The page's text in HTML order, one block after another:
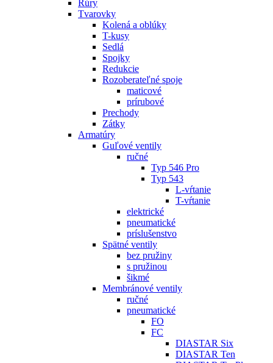
Rúry
Tvarovky
Kolená a oblúky
T-kusy
Sedlá
Spojky
Redukcie
Rozoberateľné spoje
maticové
prírubové
Prechody
Zátky
Armatúry
Guľové ventily
ručné
Typ 546 Pro
Typ 543
L-vŕtanie
T-vŕtanie
elektrické
pneumatické
príslušenstvo
Spätné ventily
bez pružiny
s pružinou
šikmé
Membránové ventily
ručné
pneumatické
FO
FC
DIASTAR Six
DIASTAR Ten